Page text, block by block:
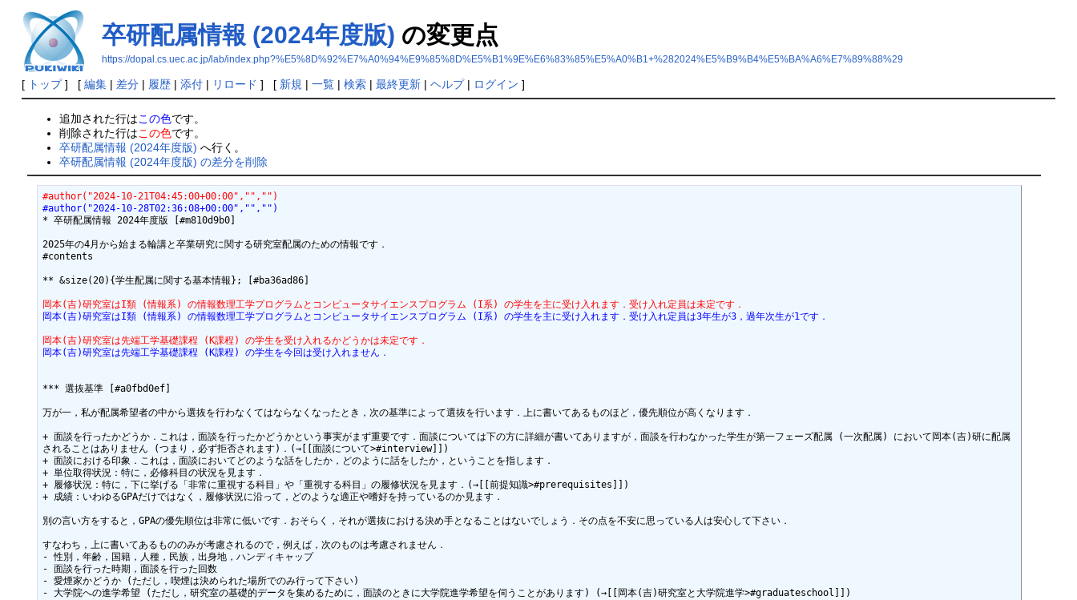
卒研配属情報 (2024年度版) の変更点
https://dopal.cs.uec.ac.jp/lab/index.php?%E5%8D%92%E7%A0%94%E9%85%8D%E5%B1%9E%E6%83%85%E5%A0%B1+%282024%E5%B9%B4%E5%BA%A6%E7%89%88%29
[ トップ] [ 編集| 差分| 履歴| 添付| リロード ] [ 新規 | 一覧| 検索| 最終更新| ヘルプ| ログイン ]
追加された行はこの色です。
削除された行はこの色です。
卒研配属情報 (2024年度版) へ行く。
卒研配属情報 (2024年度版) の差分を削除
#author("2024-10-21T04:45:00+00:00","","")
#author("2024-10-28T02:36:08+00:00","","")
* 卒研配属情報 2024年度版 [#m810d9b0]
2025年の4月から始まる輪講と卒業研究に関する研究室配属のための情報です．
#contents
** &size(20){学生配属に関する基本情報}; [#ba36ad86]
岡本(吉)研究室はI類 (情報系) の情報数理工学プログラムとコンピュータサイエンスプログラム (I系) の学生を主に受け入れます．受け入れ定員は未定です．
岡本(吉)研究室はI類 (情報系) の情報数理工学プログラムとコンピュータサイエンスプログラム (I系) の学生を主に受け入れます．受け入れ定員は3年生が3，過年次生が1です．
岡本(吉)研究室は先端工学基礎課程 (K課程) の学生を受け入れるかどうかは未定です．
岡本(吉)研究室は先端工学基礎課程 (K課程) の学生を今回は受け入れません．
*** 選抜基準 [#a0fbd0ef]
万が一，私が配属希望者の中から選抜を行わなくてはならなくなったとき，次の基準によって選抜を行います．上に書いてあるものほど，優先順位が高くなります．
+ 面談を行ったかどうか．これは，面談を行ったかどうかという事実がまず重要です．面談については下の方に詳細が書いてありますが，面談を行わなかった学生が第一フェーズ配属 (一次配属) において岡本(吉)研に配属
されることはありません (つまり，必ず拒否されます)．(→[[面談について>#interview]])
+ 面談における印象．これは，面談においてどのような話をしたか，どのように話をしたか，ということを指します．
+ 単位取得状況：特に，必修科目の状況を見ます．
+ 履修状況：特に，下に挙げる「非常に重視する科目」や「重視する科目」の履修状況を見ます．(→[[前提知識>#prerequisites]])
+ 成績：いわゆるGPAだけではなく，履修状況に沿って，どのような適正や嗜好を持っているのか見ます．
別の言い方をすると，GPAの優先順位は非常に低いです．おそらく，それが選抜における決め手となることはないでしょう．その点を不安に思っている人は安心して下さい．
すなわち，上に書いてあるもののみが考慮されるので，例えば，次のものは考慮されません．
- 性別，年齢，国籍，人種，民族，出身地，ハンディキャップ
- 面談を行った時期，面談を行った回数
- 愛煙家かどうか (ただし，喫煙は決められた場所でのみ行って下さい)
- 大学院への進学希望 (ただし，研究室の基礎的データを集めるために，面談のときに大学院進学希望を伺うことがあります) (→[[岡本(吉)研究室と大学院進学>#graduateschool]])